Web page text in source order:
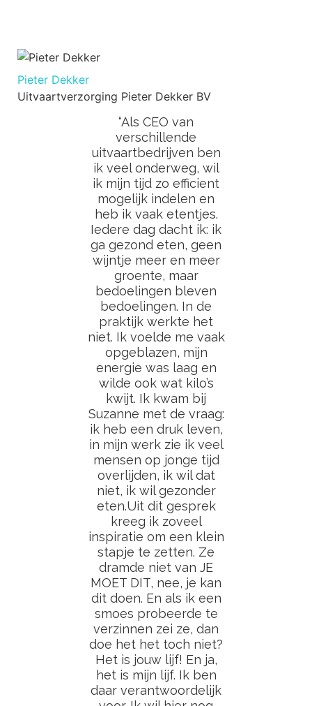
Pieter Dekker
Uitvaartverzorging Pieter Dekker BV
“Als CEO van
verschillende
uitvaartbedrijven ben
ik veel onderweg, wil
ik mijn tijd zo efficient
mogelijk indelen en
heb ik vaak etentjes.
Iedere dag dacht ik: ik
ga gezond eten, geen
wijntje meer en meer
groente, maar
bedoelingen bleven
bedoelingen. In de
praktijk werkte het
niet. Ik voelde me vaak
opgeblazen, mijn
energie was laag en
wilde ook wat kilo’s
kwijt. Ik kwam bij
Suzanne met de vraag:
ik heb een druk leven,
in mijn werk zie ik veel
mensen op jonge tijd
overlijden, ik wil dat
niet, ik wil gezonder
eten.Uit dit gesprek
kreeg ik zoveel
inspiratie om een klein
stapje te zetten. Ze
dramde niet van JE
MOET DIT, nee, je kan
dit doen. En als ik een
smoes probeerde te
verzinnen zei ze, dan
doe het het toch niet?
Het is jouw lijf! En ja,
het is mijn lijf. Ik ben
daar verantwoordelijk